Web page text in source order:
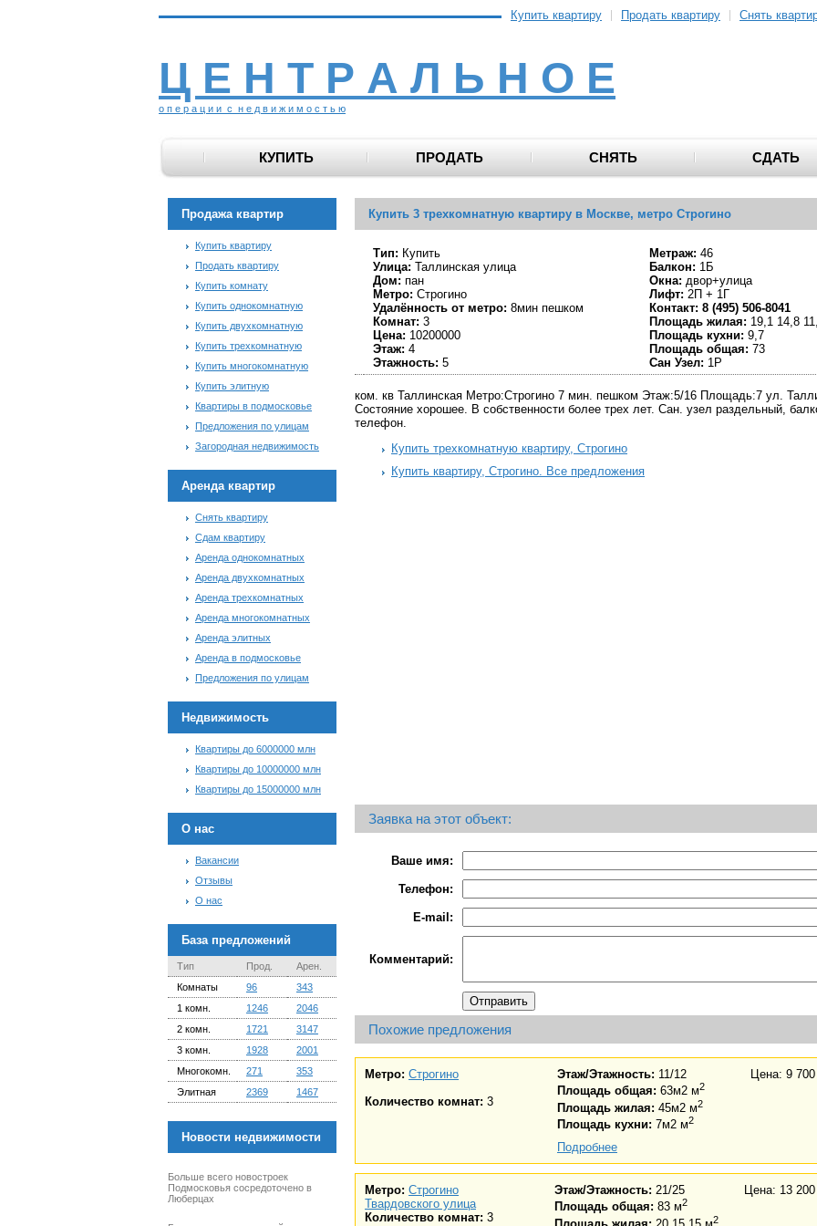
Купить квартиру Продать квартиру Снять
Ц Е Н Т Р А Л Ь Н О Е
о п е р а ц и и с н е д в и ж и м о с т ь ю
КУПИТЬ ПРОДАТЬ СНЯТЬ СДАТЬ
Продажа квартир
Купить квартиру
Продать квартиру
Купить комнату
Купить однокомнатную
Купить двухкомнатную
Купить трехкомнатную
Купить многокомнатную
Купить элитную
Квартиры в подмосковье
Предложения по улицам
Загородная недвижимость
Аренда квартир
Снять квартиру
Сдам квартиру
Аренда однокомнатных
Аренда двухкомнатных
Аренда трехкомнатных
Аренда многокомнатных
Аренда элитных
Аренда в подмосковье
Предложения по улицам
Недвижимость
Квартиры до 6000000 млн
Квартиры до 10000000 млн
Квартиры до 15000000 млн
О нас
Вакансии
Отзывы
О нас
База предложений
Тип Прод.
Арен.
Комнаты
96
343
1 комн.
1246
2046
2 комн.
1721
3147
3 комн.
1928
2001
Многокомн.
271
353
Элитная
2369 1467
Новости недвижимости
Больше всего новостроек
Подмосковья сосредоточено в
Люберцах
Купить 3 трехкомнатную квартиру в Москве, метро Строгино
Тип: Купить
Улица: Таллинская улица
Дом: пан
Метро: Строгино
Удалённость от метро: 8мин пешком
Комнат: 3
Цена: 10200000
Этаж: 4
Этажность: 5
Метраж: 46
Балкон: 1Б
Окна: двор+улица
Лифт: 2П + 1Г
Контакт: 8 (495) 506-8041
Площадь жилая: 19,1 14,8
Площадь кухни: 9,7
Площадь общая: 73
Сан Узел: 1Р
ком. кв Таллинская Метро:Строгино 7 мин. пешком Этаж:5/16 Площадь:7 ул.
Состояние хорошее. В собственности более трех лет. Сан. узел раздельный,
телефон.
Купить трехкомнатную квартиру, Строгино
Купить квартиру, Строгино. Все предложения
Заявка на этот объект:
Ваше имя:
Телефон:
E-mail:
Комментарий:
Похожие предложения
Метро: Строгино
Количество комнат: 3
Этаж/Этажность: 11/12
Площадь общая: 63м2 м2
Площадь жилая: 45м2 м2
Площадь кухни: 7м2 м2
Подробнее
Цена: 9
Метро: Строгино
Твардовского улица
Количество комнат: 3
Этаж/Этажность: 21/25
Площадь общая: 83 м2
2
Цена: 13